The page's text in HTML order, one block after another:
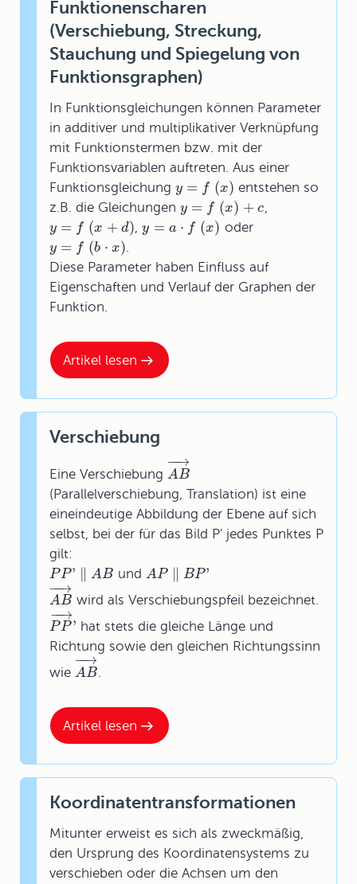
Artikel lesen
Funktionenscharen
(Verschiebung, Streckung,
Stauchung und Spiegelung von
Funktionsgraphen)
In Funktionsgleichungen können Parameter
in additiver und multiplikativer Verknüpfung
mit Funktionstermen bzw. mit der
Funktionsvariablen auftreten. Aus einer
Funktionsgleichung y = f (x) entstehen so
z.B. die Gleichungen y = f (x) + c,
y = f (x + d),y = a ⋅ f (x) oder
y = f (b ⋅ x).
Diese Parameter haben Einfluss auf
Eigenschaften und Verlauf der Graphen der
Funktion.
Artikel lesen
Verschiebung
Eine Verschiebung AB
−→
−
(Parallelverschiebung, Translation) ist eine
eineindeutige Abbildung der Ebene auf sich
selbst, bei der für das Bild P' jedes Punktes P
gilt:
PP' ∥ AB und AP ∥ BP'
AB
−→
−
wird als Verschiebungspfeil bezeichnet.
PP
−→
−
' hat stets die gleiche Länge und
Richtung sowie den gleichen Richtungssinn
wie AB
−→
−
.
Koordinatentransformationen
Mitunter erweist es sich als zweckmäßig,
den Ursprung des Koordinatensystems zu
verschieben oder die Achsen um den